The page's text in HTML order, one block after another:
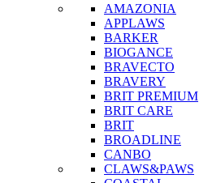
AMAZONIA
APPLAWS
BARKER
BIOGANCE
BRAVECTO
BRAVERY
BRIT PREMIUM
BRIT CARE
BRIT
BROADLINE
CANBO
CLAWS&PAWS